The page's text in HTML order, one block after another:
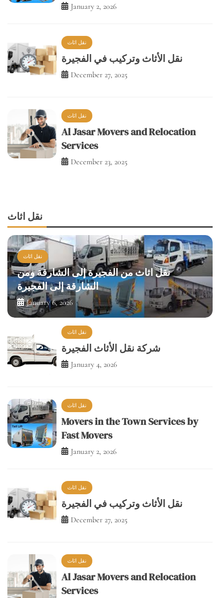
نقل اثاث
December 27, 2025
نقل اثاث
Services
December 23, 2025
نقل اثاث
نقل اثاث من الفجيرة إلى الشارقة ومن
الشارقة إلى الفجيرة
January 6, 2026
نقل اثاث
شركة نقل الأثاث الفجيرة
January 4, 2026
نقل اثاث
Fast Movers
January 2, 2026
نقل اثاث
December 27, 2025
نقل اثاث
Services
December 23, 2025